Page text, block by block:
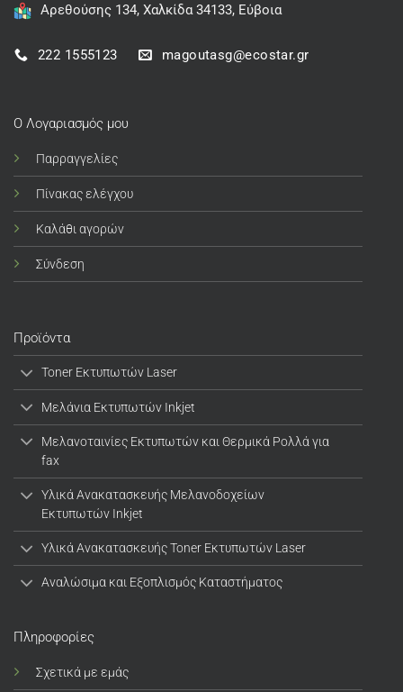
Αρεθούσης 134, Χαλκίδα 34133, Εύβοια
222 1555123 magoutasg@ecostar.gr
Ο Λογαριασμός μου
Παρραγγελίες
Πίνακας ελέγχου
Καλάθι αγορών
Σύνδεση
Προϊόντα
Toner Εκτυπωτών Laser
Μελάνια Εκτυπωτών Inkjet
Μελανοταινίες Εκτυπωτών και Θερμικά Ρολλά για
fax
Υλικά Ανακατασκευής Μελανοδοχείων
Εκτυπωτών Inkjet
Υλικά Ανακατασκευής Toner Εκτυπωτών Laser
Αναλώσιμα και Εξοπλισμός Καταστήματος
Πληροφορίες
Σχετικά με εμάς